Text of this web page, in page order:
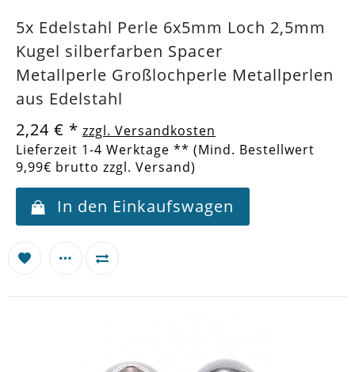
5x Edelstahl Perle 6x5mm Loch 2,5mm
Kugel silberfarben Spacer
Metallperle Großlochperle Metallperlen
aus Edelstahl
2,24 € * zzgl. Versandkosten
Lieferzeit 1-4 Werktage ** (Mind. Bestellwert
9,99€ brutto zzgl. Versand)
In den Einkaufswagen